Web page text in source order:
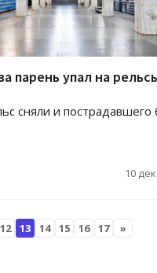
парень упал на
сняли и пострадавшего
10
12 13 14 15 16 17 »